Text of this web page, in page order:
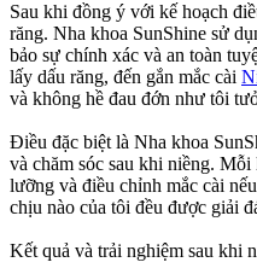
Sau khi đồng ý với kế hoạch
răng. Nha khoa SunShine sử
bảo sự chính xác và an toàn
lấy dấu răng, đến gắn mắc cài
và không hề đau đớn như tôi
Điều đặc biệt là Nha khoa
và chăm sóc sau khi niềng.
lưỡng và điều chỉnh mắc cài
chịu nào của tôi đều được giải
Kết quả và trải nghiệm sau khi